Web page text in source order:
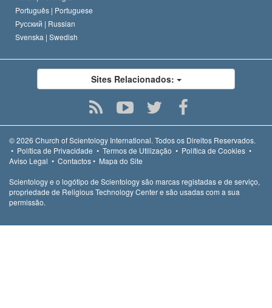
Português | Portuguese
Русский | Russian
Svenska | Swedish
Sites Relacionados:
© 2026 Church of Scientology International. Todos os Direitos Reservados.
• Política de Privacidade • Termos de Utilização • Política de Cookies •
Aviso Legal • Contactos• Mapa do Site
Scientology e o logótipo de Scientology são marcas registadas e de serviço,
propriedade de Religious Technology Center e são usadas com a sua
permissão.